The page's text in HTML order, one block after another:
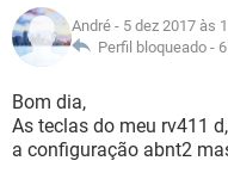
GUIA DE COMPRAS
INSTAGRAM
GUIA DE COMPRAS
CELULAR
OUTLOOK
INSTAGRAM
GUIA DE COMPRAS
JOGOS
CELULAR
OUTLOOK
INSTAGRAM
GLOSSÁRIO
JOGOS
CELULAR
André - 5 dez 2017 às
Perfil bloqueado -
Bom dia,
As teclas do meu rv411
a configuração abnt2